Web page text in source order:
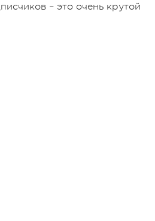
– это очень крутой